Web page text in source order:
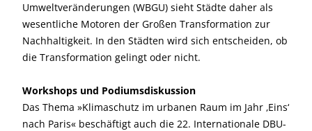
Umweltveränderungen (WBGU) sieht Städte daher als
wesentliche Motoren der Großen Transformation zur
Nachhaltigkeit. In den Städten wird sich entscheiden, ob
die Transformation gelingt oder nicht.
Workshops und Podiumsdiskussion
Das Thema »Klimaschutz im urbanen Raum im Jahr ‚Eins‘
nach Paris« beschäftigt auch die 22. Internationale DBU-